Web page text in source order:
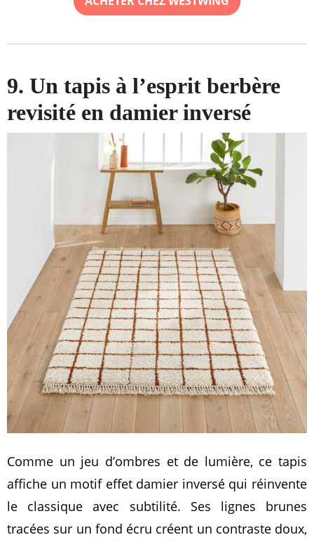
9. Un tapis à l’esprit berbère
revisité en damier inversé
Comme un jeu d’ombres et de lumière, ce tapis
affiche un motif effet damier inversé qui réinvente
le classique avec subtilité. Ses lignes brunes
tracées sur un fond écru créent un contraste doux,